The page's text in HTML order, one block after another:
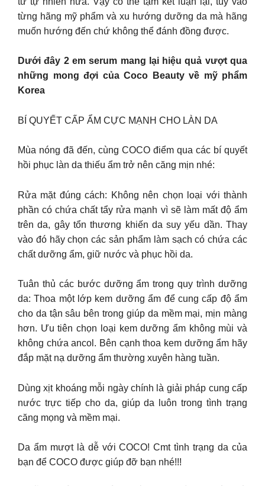
từng hãng mỹ phẩm và xu hướng dưỡng da mà hãng
muốn hướng đến chứ không thể đánh đồng được.
Dưới đây 2 em serum mang lại hiệu quả vượt qua
những mong đợi của Coco Beauty về mỹ phẩm
Korea
BÍ QUYẾT CẤP ẨM CỰC MẠNH CHO LÀN DA
Mùa nóng đã đến, cùng COCO điểm qua các bí quyết
hồi phục làn da thiếu ẩm trở nên căng mịn nhé:
Rửa mặt đúng cách: Không nên chọn loại với thành
phần có chứa chất tẩy rửa mạnh vì sẽ làm mất độ ẩm
trên da, gây tổn thương khiến da suy yếu dần. Thay
vào đó hãy chọn các sản phẩm làm sạch có chứa các
chất dưỡng ẩm, giữ nước và phục hồi da.
Tuân thủ các bước dưỡng ẩm trong quy trình dưỡng
da: Thoa một lớp kem dưỡng ẩm để cung cấp độ ẩm
cho da tận sâu bên trong giúp da mềm mại, mịn màng
hơn. Ưu tiên chọn loại kem dưỡng ẩm không mùi và
không chứa ancol. Bên cạnh thoa kem dưỡng ẩm hãy
đắp mặt nạ dưỡng ẩm thường xuyên hàng tuần.
Dùng xịt khoáng mỗi ngày chính là giải pháp cung cấp
nước trực tiếp cho da, giúp da luôn trong tình trạng
căng mọng và mềm mại.
Da ẩm mượt là dễ với COCO! Cmt tình trạng da của
bạn để COCO được giúp đỡ bạn nhé!!!